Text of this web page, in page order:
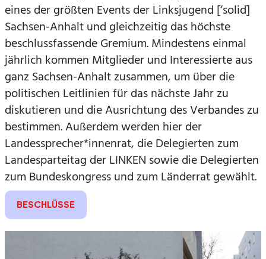
eines der größten Events der Linksjugend [‘solid]
Sachsen-Anhalt und gleichzeitig das höchste
beschlussfassende Gremium. Mindestens einmal
jährlich kommen Mitglieder und Interessierte aus
ganz Sachsen-Anhalt zusammen, um über die
politischen Leitlinien für das nächste Jahr zu
diskutieren und die Ausrichtung des Verbandes zu
bestimmen. Außerdem werden hier der
Landessprecher*innenrat, die Delegierten zum
Landesparteitag der LINKEN sowie die Delegierten
zum Bundeskongress und zum Länderrat gewählt.
BESCHLÜSSE